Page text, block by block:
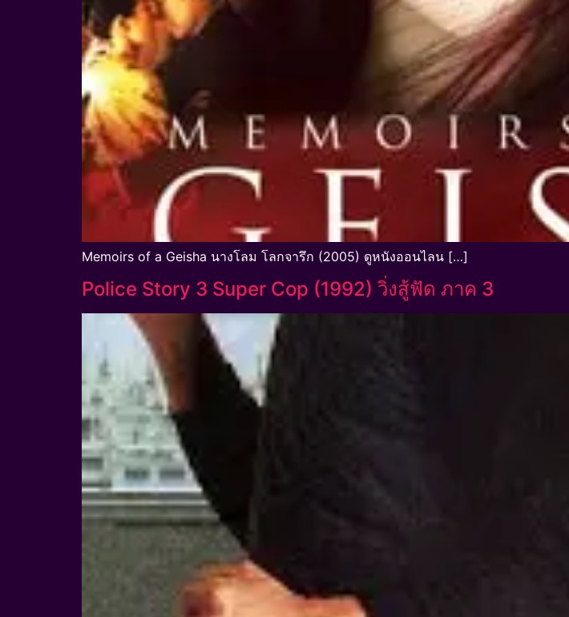
Memoirs of a Geisha นางโลม โลกจารึก (2005) ดูหนังออนไลน […]
Police Story 3 Super Cop (1992) วิ่งสู้ฟัด ภาค 3